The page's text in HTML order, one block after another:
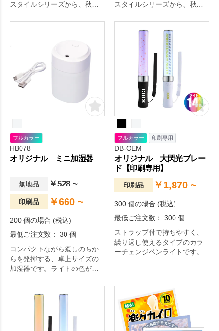
スタイルシリーズから、秋冬
が登場しました。
スタイルシリーズから、秋冬
が登場しました。
フルカラー
HB078
オリジナル ミニ加湿器
無地品 ￥528 ~
印刷品 ￥660 ~
200 個の場合 (税込)
最低ご注文数： 30 個
コンパクトながら癒しのちか
らを発揮する、卓上サイズの
加湿器です。ライトの色が自
くなる場所で使用しても◎。
フルカラー 印刷専用
DB-OEM
オリジナル 大閃光ブレー
ド【印刷専用】
印刷品 ￥1,870 ~
300 個の場合 (税込)
最低ご注文数： 300 個
ストラップ付で持ちやすく、
繰り返し使えるタイプのカラ
ーチェンジペンライトです。